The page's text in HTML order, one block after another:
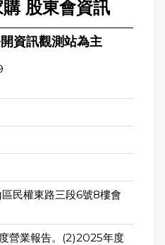
股東會資訊
資訊觀測站為主
民權東路三段6號8樓會
營業報告。(2)2025年度